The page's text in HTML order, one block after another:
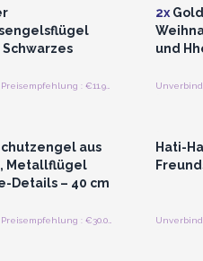
Unverbindliche Preisempfehlung : €11.90/Stück
2x
und
aus
Metallflügel
Details – 40 cm
Unverbindliche Preisempfehlung : €30.00/Stück
Hati-